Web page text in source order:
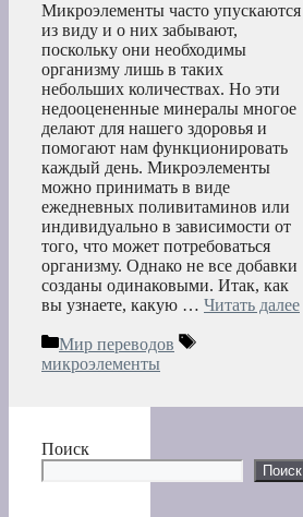
Микроэлементы часто упускаются
из виду и о них забывают,
поскольку они необходимы
организму лишь в таких
небольших количествах. Но эти
недооцененные минералы многое
делают для нашего здоровья и
помогают нам функционировать
каждый день. Микроэлементы
можно принимать в виде
ежедневных поливитаминов или
индивидуально в зависимости от
того, что может потребоваться
организму. Однако не все добавки
созданы одинаковыми. Итак, как
вы узнаете, какую … Читать далее
Рубрики
Мир переводов
Метки
микроэлементы
Поиск
Поиск